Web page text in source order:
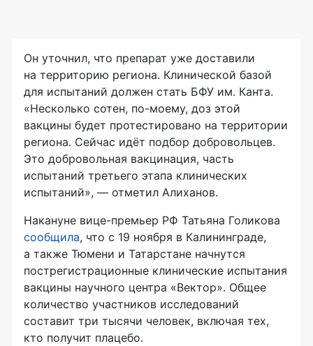
Он уточнил, что препарат уже доставили
на территорию региона. Клинической базой
для испытаний должен стать БФУ им. Канта.
«Несколько сотен, по-моему, доз этой
вакцины будет протестировано на территории
региона. Сейчас идёт подбор добровольцев.
Это добровольная вакцинация, часть
испытаний третьего этапа клинических
испытаний», — отметил Алиханов.
Накануне вице-премьер РФ Татьяна Голикова
сообщила, что с 19 ноября в Калининграде,
а также Тюмени и Татарстане начнутся
пострегистрационные клинические испытания
вакцины научного центра «Вектор». Общее
количество участников исследований
составит три тысячи человек, включая тех,
кто получит плацебо.